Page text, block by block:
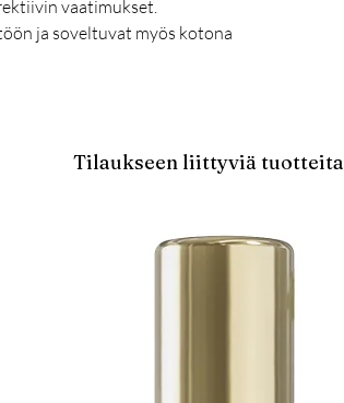
vaatimukset.
ja soveltuvat myös kotona
Tilaukseen liittyviä tuotteita